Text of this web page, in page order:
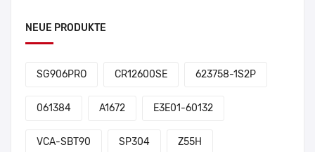
NEUE PRODUKTE
SG906PRO CR12600SE 623758-1S2P
061384 A1672 E3E01-60132
VCA-SBT90 SP304 Z55H